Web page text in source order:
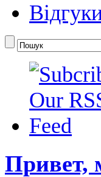
Привет,